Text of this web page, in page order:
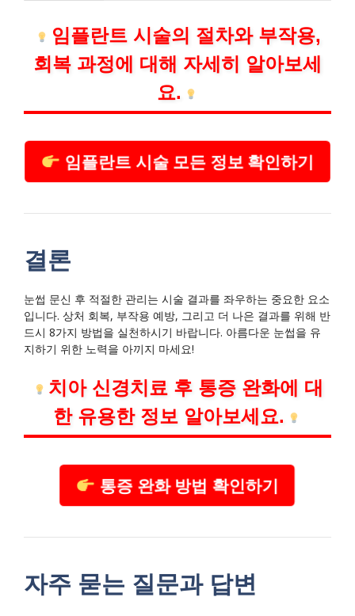
임플란트 시술의 절차와 부작용,
회복 과정에 대해 자세히 알아보세
요.
임플란트 시술 모든 정보 확인하기
결론
눈썹 문신 후 적절한 관리는 시술 결과를 좌우하는 중요한 요소
입니다. 상처 회복, 부작용 예방, 그리고 더 나은 결과를 위해 반
드시 8가지 방법을 실천하시기 바랍니다. 아름다운 눈썹을 유
지하기 위한 노력을 아끼지 마세요!
치아 신경치료 후 통증 완화에 대
한 유용한 정보 알아보세요.
통증 완화 방법 확인하기
자주 묻는 질문과 답변